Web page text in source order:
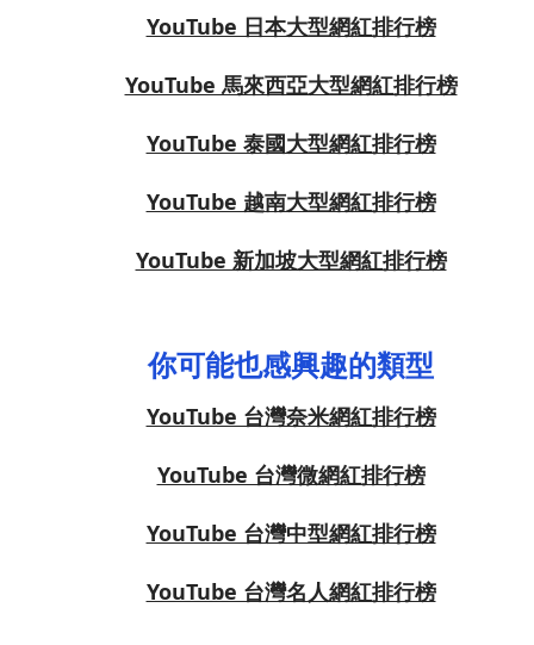
YouTube 日本大型網紅排行榜
YouTube 馬來西亞大型網紅排行榜
YouTube 泰國大型網紅排行榜
YouTube 越南大型網紅排行榜
YouTube 新加坡大型網紅排行榜
你可能也感興趣的類型
YouTube 台灣奈米網紅排行榜
YouTube 台灣微網紅排行榜
YouTube 台灣中型網紅排行榜
YouTube 台灣名人網紅排行榜